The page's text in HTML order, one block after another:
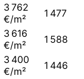
3 762
€/m²
1 477
3 616
€/m²
1 588
3 400
€/m²
1 446